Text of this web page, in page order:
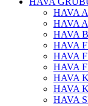
HAVA
HAVA
HAVA
HAVA
HAVA
HAVA
HAVA
HAVA
HAVA